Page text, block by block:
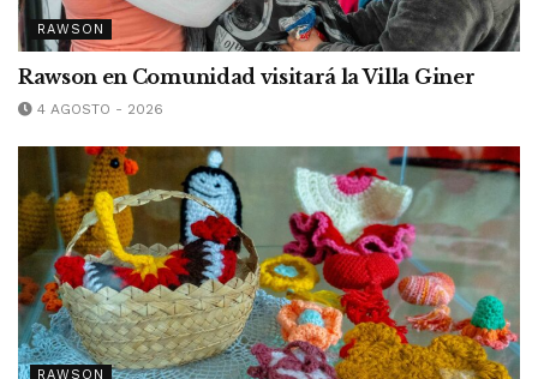
RAWSON
Rawson en Comunidad visitará la Villa Giner
4 AGOSTO - 2026
RAWSON